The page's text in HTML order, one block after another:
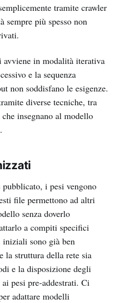
tramite crawler
sempre più spesso non
in modalità iterativa
e la sequenza
non soddisfano le esigenze.
diverse tecniche, tra
insegnano al modello
i pesi vengono
file permettono ad altri
senza doverlo
a compiti specifici
sono già ben
la struttura della rete sia
e la disposizione degli
pesi pre-addestrati. Ci
adattare modelli